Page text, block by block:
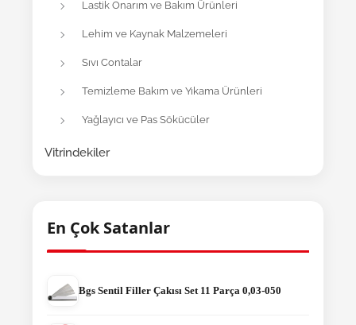
Lastik Onarım ve Bakım Ürünleri
Lehim ve Kaynak Malzemeleri
Sıvı Contalar
Temizleme Bakım ve Yıkama Ürünleri
Yağlayıcı ve Pas Sökücüler
Vitrindekiler
En Çok Satanlar
Bgs Sentil Filler Çakısı Set 11 Parça 0,03-050